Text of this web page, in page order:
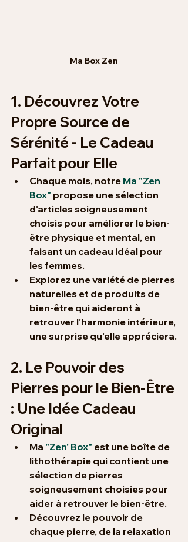
Ma Box Zen
1. Découvrez Votre
Propre Source de
Sérénité - Le Cadeau
Parfait pour Elle
Chaque mois, notre Ma "Zen
Box" propose une sélection
d'articles soigneusement
choisis pour améliorer le bien-
être physique et mental, en
faisant un cadeau idéal pour
les femmes.
Explorez une variété de pierres
naturelles et de produits de
bien-être qui aideront à
retrouver l'harmonie intérieure,
une surprise qu'elle appréciera.
2. Le Pouvoir des
Pierres pour le Bien-Être
: Une Idée Cadeau
Original
Ma "Zen' Box" est une boîte de
lithothérapie qui contient une
sélection de pierres
soigneusement choisies pour
aider à retrouver le bien-être.
Découvrez le pouvoir de
chaque pierre, de la relaxation